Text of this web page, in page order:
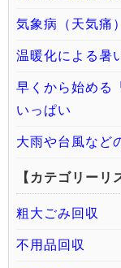
気象病（天気痛
温暖化による暑
早くから始める
いっぱい
大雨や台風など
【カテゴリーリ
粗大ごみ回収
不用品回収